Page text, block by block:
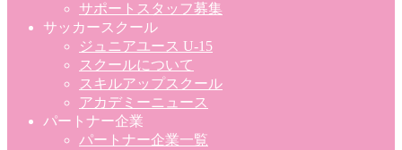
サポートスタッフ募集
サッカースクール
ジュニアユース U-15
スクールについて
スキルアップスクール
アカデミーニュース
パートナー企業
パートナー企業一覧